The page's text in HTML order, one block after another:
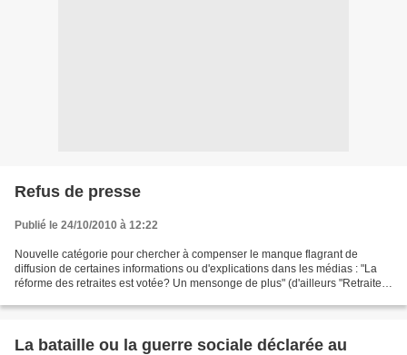
Refus de presse
Publié le 24/10/2010 à 12:22
Nouvelle catégorie pour chercher à compenser le manque flagrant de
diffusion de certaines informations ou d'explications dans les médias : "La
réforme des retraites est votée? Un mensonge de plus" (d'ailleurs "Retraites:
La bataille ou la guerre sociale déclarée au